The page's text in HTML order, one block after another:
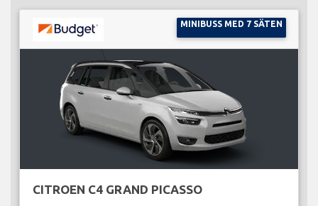
MINIBUSS MED 7 SÄTEN
CITROEN C4 GRAND PICASSO